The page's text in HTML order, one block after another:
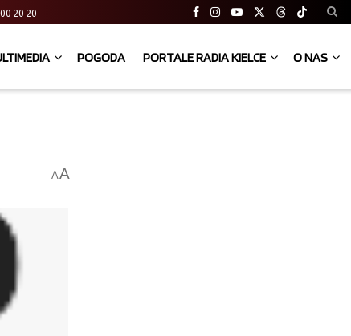
200 20 20
POGODA PORTALE RADIA KIELCE O NAS
AA